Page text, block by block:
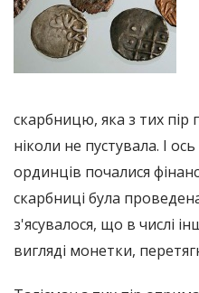
скарбницю, яка з тих пір
ніколи не пустувала. І
ординців почалися
скарбниці була
з'ясувалося, що в числі
вигляді монетки,